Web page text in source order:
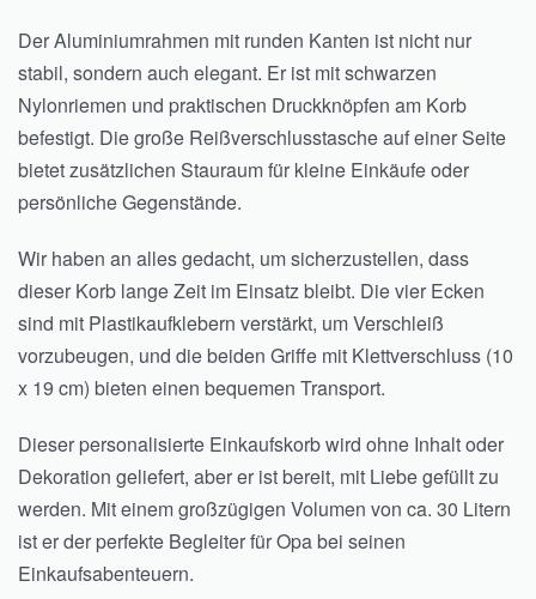
Der Aluminiumrahmen mit runden Kanten ist nicht nur
stabil, sondern auch elegant. Er ist mit schwarzen
Nylonriemen und praktischen Druckknöpfen am Korb
befestigt. Die große Reißverschlusstasche auf einer Seite
bietet zusätzlichen Stauraum für kleine Einkäufe oder
persönliche Gegenstände.
Wir haben an alles gedacht, um sicherzustellen, dass
dieser Korb lange Zeit im Einsatz bleibt. Die vier Ecken
sind mit Plastikaufklebern verstärkt, um Verschleiß
vorzubeugen, und die beiden Griffe mit Klettverschluss (10
x 19 cm) bieten einen bequemen Transport.
Dieser personalisierte Einkaufskorb wird ohne Inhalt oder
Dekoration geliefert, aber er ist bereit, mit Liebe gefüllt zu
werden. Mit einem großzügigen Volumen von ca. 30 Litern
ist er der perfekte Begleiter für Opa bei seinen
Einkaufsabenteuern.